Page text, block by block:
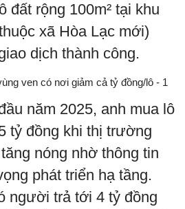
đất rộng 100m² tại khu
xã Hòa Lạc mới)
dịch thành công.
năm 2025, anh mua lô
tỷ đồng khi thị trường
nóng nhờ thông tin
phát triển hạ tầng.
người trả tới 4 tỷ đồng